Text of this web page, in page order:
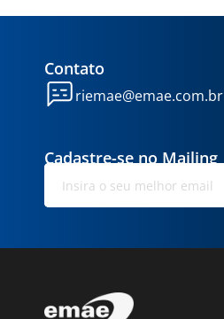
Contato
riemae@emae.com.br
Cadastre-se no Mailing